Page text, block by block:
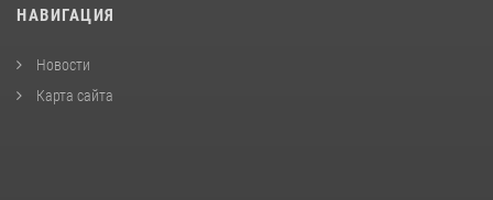
НАВИГАЦИЯ
Новости
Карта сайта